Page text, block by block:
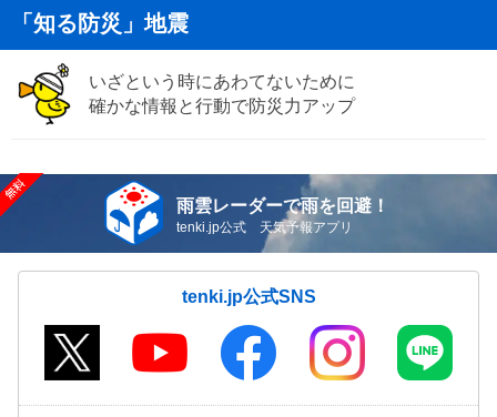
「知る防災」地震
いざという時にあわてないために
確かな情報と行動で防災力アップ
雨雲レーダーで雨を回避！
tenki.jp公式 天気予報アプリ
tenki.jp公式SNS